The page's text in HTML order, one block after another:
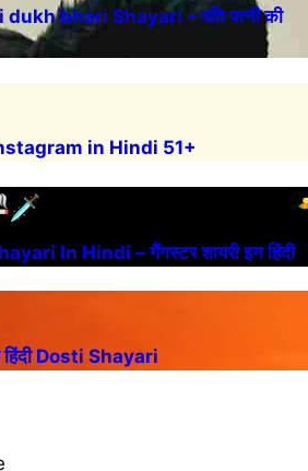
bhari Shayari – पति पत्नी की
in Hindi 51+
In Hindi – गैंगस्टर शायरी इन हिंदी
हिंदी Dosti Shayari